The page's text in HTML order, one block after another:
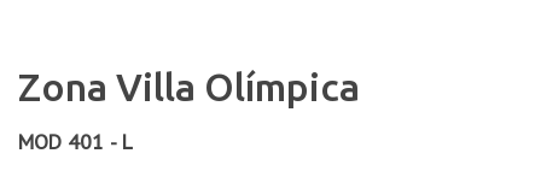
Zona Villa Olímpica
MOD 401 - L